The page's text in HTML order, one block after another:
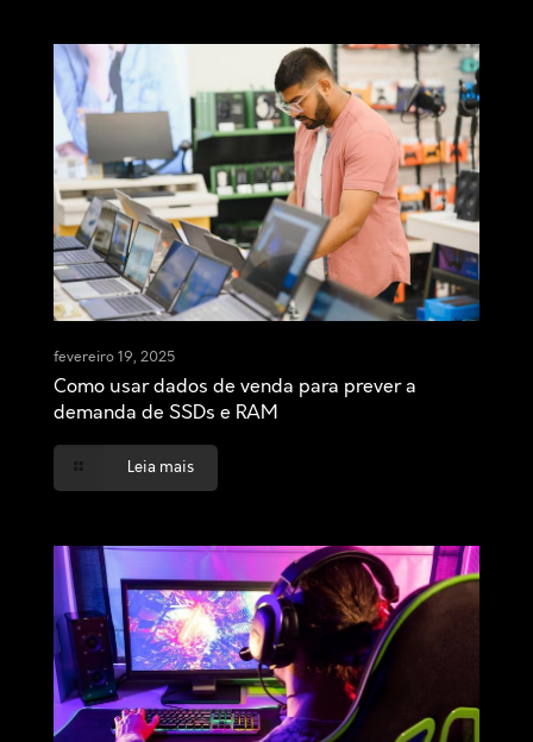
fevereiro 19, 2025
Como usar dados de venda para prever a
demanda de SSDs e RAM
Leia mais